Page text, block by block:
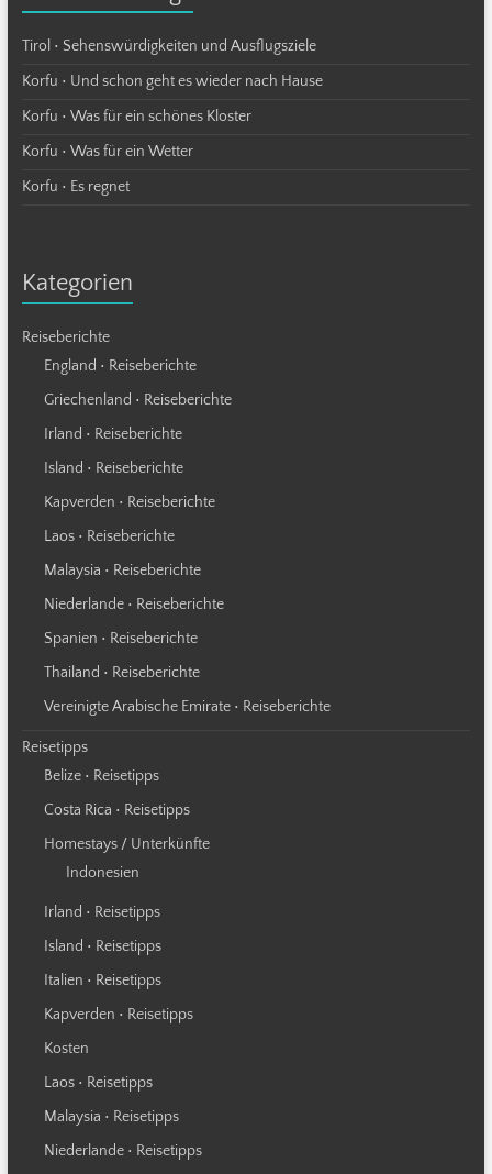
Tirol • Sehenswürdigkeiten und Ausflugsziele
Korfu • Und schon geht es wieder nach Hause
Korfu • Was für ein schönes Kloster
Korfu • Was für ein Wetter
Korfu • Es regnet
Kategorien
Reiseberichte
England • Reiseberichte
Griechenland • Reiseberichte
Irland • Reiseberichte
Island • Reiseberichte
Kapverden • Reiseberichte
Laos • Reiseberichte
Malaysia • Reiseberichte
Niederlande • Reiseberichte
Spanien • Reiseberichte
Thailand • Reiseberichte
Vereinigte Arabische Emirate • Reiseberichte
Reisetipps
Belize • Reisetipps
Costa Rica • Reisetipps
Homestays / Unterkünfte
Indonesien
Irland • Reisetipps
Island • Reisetipps
Italien • Reisetipps
Kapverden • Reisetipps
Kosten
Laos • Reisetipps
Malaysia • Reisetipps
Niederlande • Reisetipps